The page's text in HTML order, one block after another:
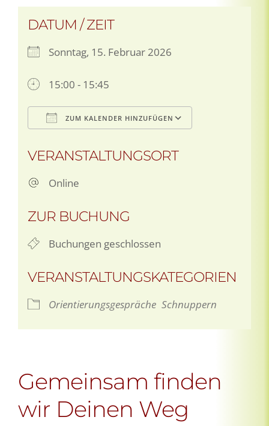
DATUM / ZEIT
Sonntag, 15. Februar 2026
15:00 - 15:45
ZUM KALENDER HINZUFÜGEN
VERANSTALTUNGSORT
Online
ZUR BUCHUNG
Buchungen geschlossen
VERANSTALTUNGSKATEGORIEN
Orientierungsgespräche Schnuppern
Gemeinsam finden
wir Deinen Weg